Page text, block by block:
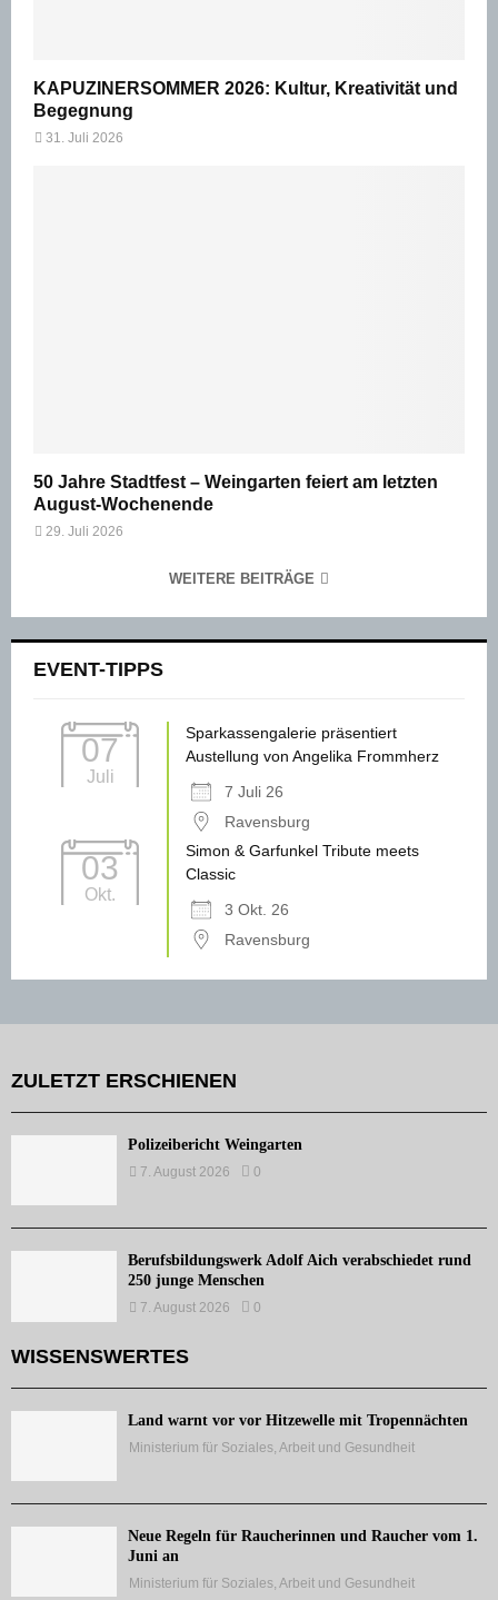
KAPUZINERSOMMER 2026: Kultur, Kreativität und
Begegnung
31. Juli 2026
50 Jahre Stadtfest – Weingarten feiert am letzten
August-Wochenende
29. Juli 2026
WEITERE BEITRÄGE
EVENT-TIPPS
07
Juli
Sparkassengalerie präsentiert
Austellung von Angelika Frommherz
7 Juli 26
Ravensburg
03
Okt.
Simon & Garfunkel Tribute meets
Classic
3 Okt. 26
Ravensburg
ZULETZT ERSCHIENEN
Polizeibericht Weingarten
7. August 2026 0
Berufsbildungswerk Adolf Aich verabschiedet rund
250 junge Menschen
7. August 2026 0
WISSENSWERTES
Land warnt vor vor Hitzewelle mit Tropennächten
Ministerium für Soziales, Arbeit und Gesundheit
Neue Regeln für Raucherinnen und Raucher vom 1.
Juni an
Ministerium für Soziales, Arbeit und Gesundheit